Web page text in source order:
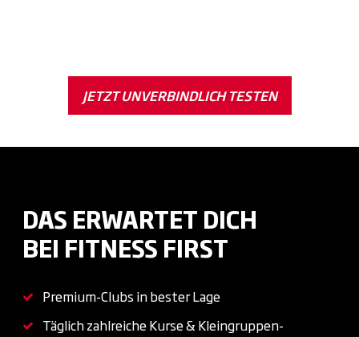
JETZT UNVERBINDLICH TESTEN
DAS ERWARTET DICH
BEI FITNESS FIRST
Premium-Clubs in bester Lage
Täglich zahlreiche Kurse & Kleingruppen-